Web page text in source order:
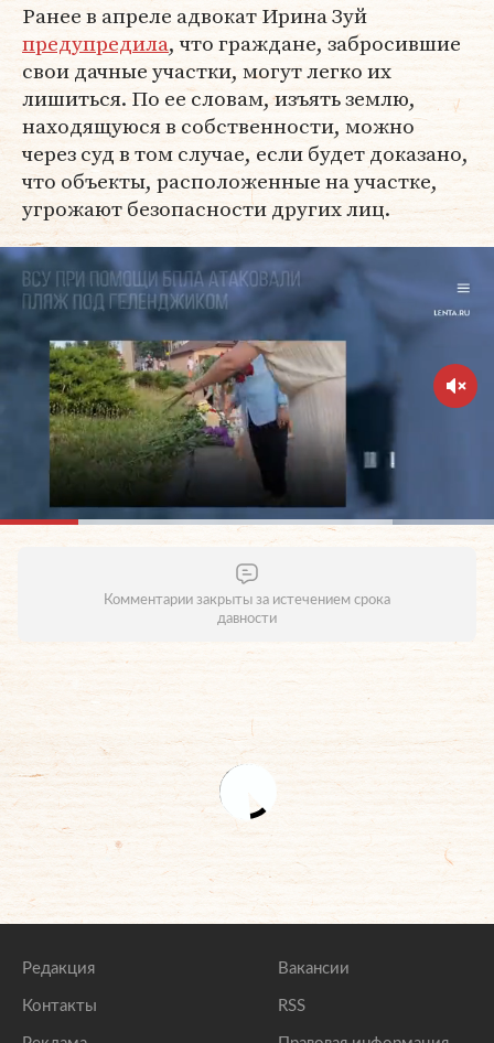
Ранее в апреле адвокат Ирина Зуй
предупредила, что граждане, забросившие
свои дачные участки, могут легко их
лишиться. По ее словам, изъять землю,
находящуюся в собственности, можно
через суд в том случае, если будет доказано,
что объекты, расположенные на участке,
угрожают безопасности других лиц.
Комментарии закрыты за истечением срока
давности
Редакция
Контакты
Вакансии
RSS